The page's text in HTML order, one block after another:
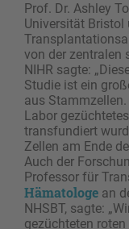
Prof. Dr. Ashley
Universität Bristol
von der zentralen
NIHR sagte:
Studie ist ein
aus
Labor
transfundiert
Zellen am Ende
Auch der
Professor für
Hämatologe an
NHSBT, sagte:
gezüchteten